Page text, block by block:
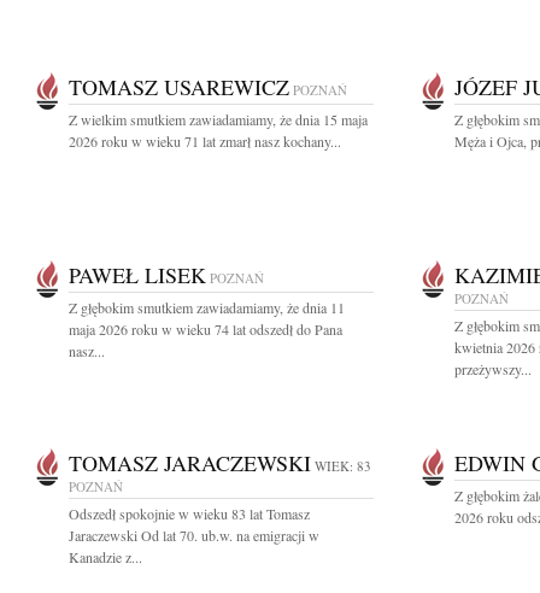
TOMASZ USAREWICZ POZNAŃ
Z wielkim smutkiem zawiadamiamy, że dnia 15 maja
2026 roku w wieku 71 lat zmarł nasz kochany...
JÓZEF
Z głębokim
Męża i Ojca,
PAWEŁ LISEK POZNAŃ
Z głębokim smutkiem zawiadamiamy, że dnia 11
maja 2026 roku w wieku 74 lat odszedł do Pana
nasz...
POZNAŃ
Z głębokim
kwietnia 2026
przeżywszy...
TOMASZ JARACZEWSKI WIEK: 83
POZNAŃ
Odszedł spokojnie w wieku 83 lat Tomasz
Jaraczewski Od lat 70. ub.w. na emigracji w
Kanadzie z...
EDWIN
Z głębokim
2026 roku